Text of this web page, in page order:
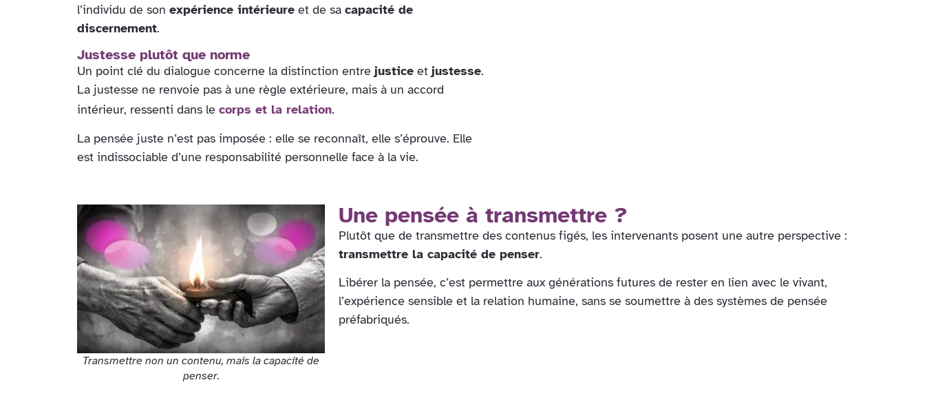
l’individu de son expérience intérieure et de sa capacité de
discernement.
Justesse plutôt que norme
Un point clé du dialogue concerne la distinction entre justice et justesse.
La justesse ne renvoie pas à une règle extérieure, mais à un accord
intérieur, ressenti dans le corps et la relation.
La pensée juste n’est pas imposée : elle se reconnaît, elle s’éprouve. Elle
est indissociable d’une responsabilité personnelle face à la vie.
Une pensée à transmettre ?
Plutôt que de transmettre des contenus figés, les intervenants posent une autre perspective :
transmettre la capacité de penser.
Libérer la pensée, c’est permettre aux générations futures de rester en lien avec le vivant,
l’expérience sensible et la relation humaine, sans se soumettre à des systèmes de pensée
préfabriqués.
Transmettre non un contenu, mais la capacité de
penser.